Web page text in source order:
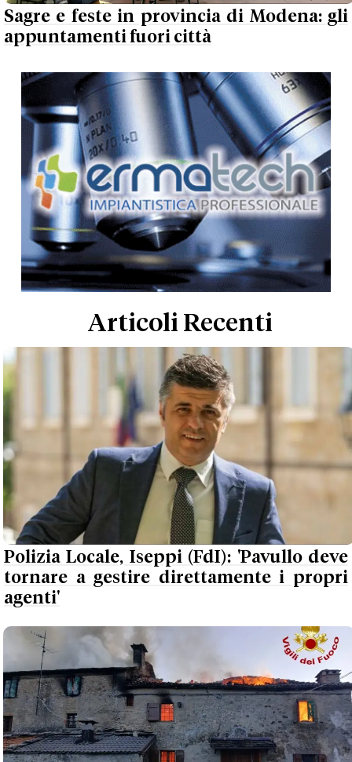
Sagre e feste in provincia di Modena: gli
appuntamenti fuori città
Articoli Recenti
Polizia Locale, Iseppi (FdI): 'Pavullo deve
tornare a gestire direttamente i propri
agenti'